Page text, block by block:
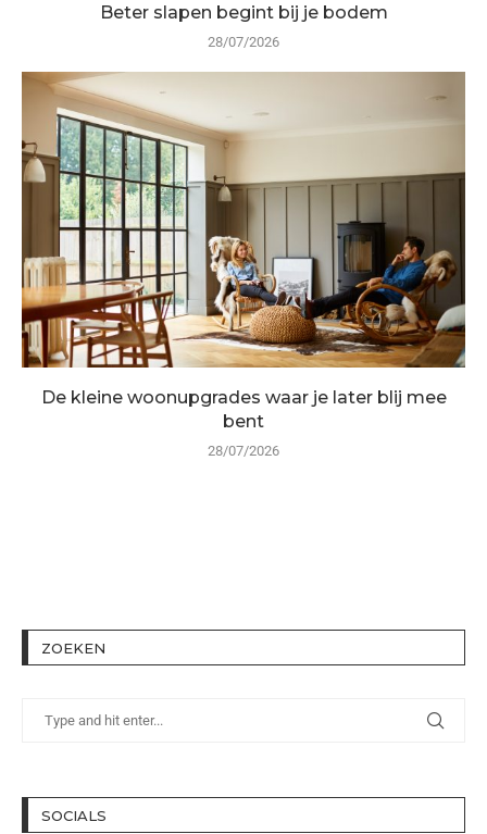
Beter slapen begint bij je bodem
28/07/2026
De kleine woonupgrades waar je later blij mee
bent
28/07/2026
ZOEKEN
SOCIALS